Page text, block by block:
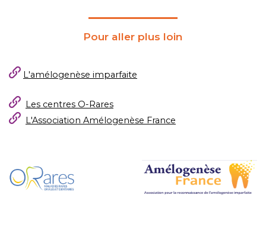
Pour aller plus loin
L'amélogenèse imparfaite
Les centres O-Rares
L'Association Amélogenèse France